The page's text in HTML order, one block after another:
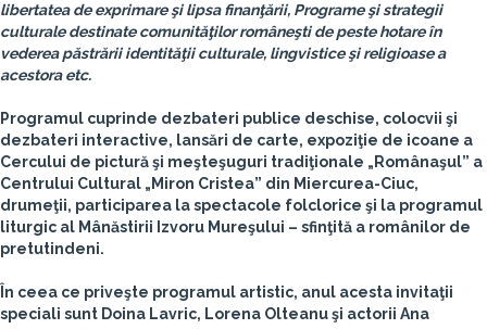
libertatea de exprimare şi lipsa finanţării, Programe şi strategii
culturale destinate comunităţilor româneşti de peste hotare în
vederea păstrării identităţii culturale, lingvistice şi religioase a
acestora etc.
Programul cuprinde dezbateri publice deschise, colocvii şi
dezbateri interactive, lansări de carte, expoziţie de icoane a
Cercului de pictură şi meşteşuguri tradiţionale „Românaşul” a
Centrului Cultural „Miron Cristea” din Miercurea-Ciuc,
drumeţii, participarea la spectacole folclorice şi la programul
liturgic al Mânăstirii Izvoru Mureşului – sfinţită a românilor de
pretutindeni.
În ceea ce priveşte programul artistic, anul acesta invitaţii
speciali sunt Doina Lavric, Lorena Olteanu şi actorii Ana